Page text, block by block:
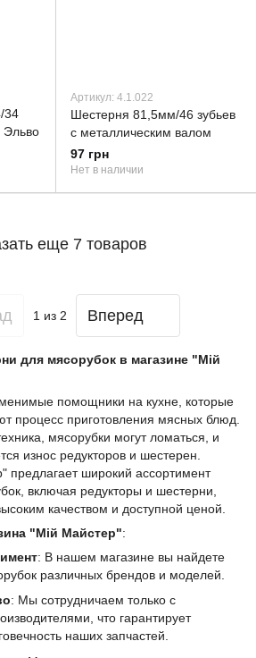
34
Эльво
Артикул: 4.1.022
Шестерня 81,5мм/46 зубьев
с металлическим валом
97 грн
Нет в наличии
еще 7 товаров
1 из 2 Вперед
для мясорубок в магазине "Мій
помощники на кухне, которые
процесс приготовления мясных блюд.
мясорубки могут ломаться, и
износ редукторов и шестерен.
предлагает широкий ассортимент
включая редукторы и шестерни,
качеством и доступной ценой.
"Мій Майстер":
: В нашем магазине вы найдете
различных брендов и моделей.
: Мы сотрудничаем только с
что гарантирует
наших запчастей.